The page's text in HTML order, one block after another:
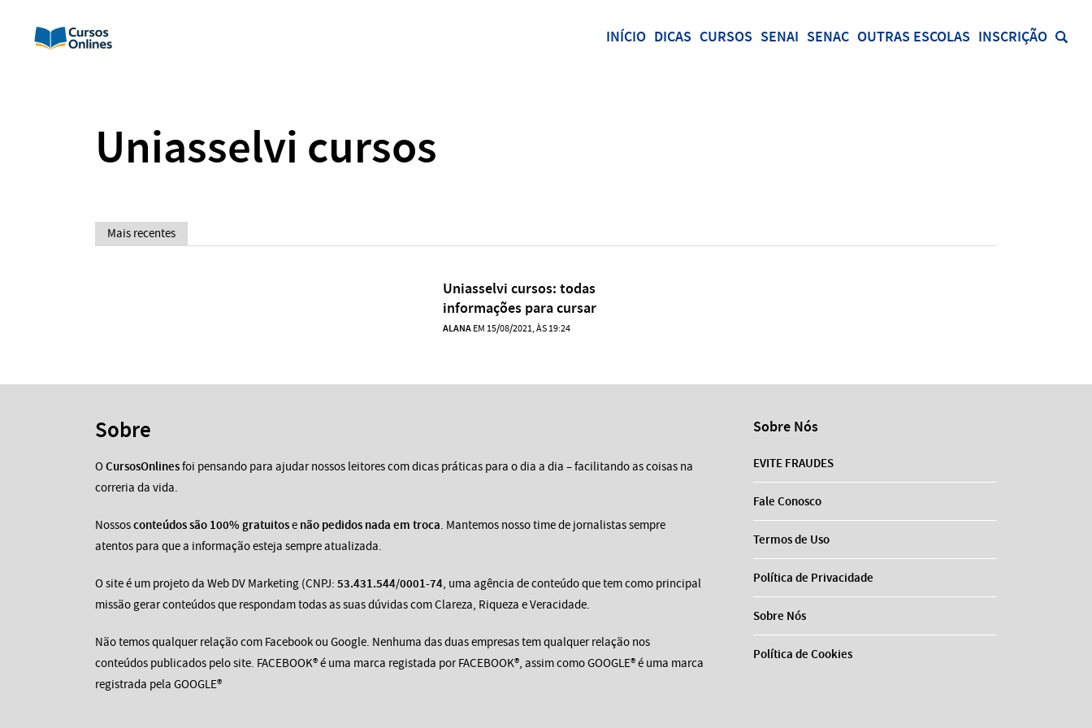
INÍCIO DICAS CURSOS SENAI SENAC OUTRAS ESCOLAS INSCRIÇÃO
Uniasselvi cursos
Mais recentes
Uniasselvi cursos: todas
informações para cursar
ALANAEM 15/08/2021, ÀS 19:24
Sobre
OCursosOnlinesfoi pensando para ajudar nossos leitores com dicas práticas para o dia a dia – facilitando as coisas na
correria da vida.
Nossosconteúdos são 100% gratuitose não pedidos nada em troca. Mantemos nosso time de jornalistas sempre
atentos para que a informação esteja sempre atualizada.
O site é um projeto da Web DV Marketing (CNPJ: 53.431.544/0001-74, uma agência de conteúdo que tem como principal
missão gerar conteúdos que respondam todas as suas dúvidas com Clareza, Riqueza e Veracidade.
Não temos qualquer relação com Facebook ou Google. Nenhuma das duas empresas tem qualquer relação nos
conteúdos publicados pelo site. FACEBOOK® é uma marca registada por FACEBOOK®, assim como GOOGLE® é uma marca
registrada pela GOOGLE®
Sobre Nós
EVITE FRAUDES
Fale Conosco
Termos de Uso
Política de Privacidade
Sobre Nós
Política de Cookies